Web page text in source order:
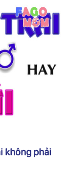
khảo các
sẻ …
không phải